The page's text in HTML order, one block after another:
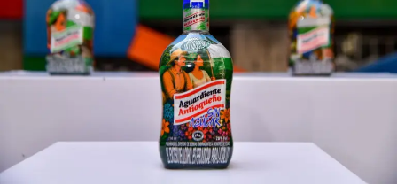
secretario de Desarrollo Económico de Envigado.
Las fincas
Las fincas que abren sus puertas son: El Reposo, La
Dalia, El Chagualo, La Colina y La Cumbre, donde
encontrarán a los silleteros Jhon Jaime Ramírez, Viviana
Hincapié, Jorge Iván Salazar, Mariana Salazar, Arístides
Ríos, Fredy Ríos, Luis Carlos Ríos, William Ríos, Omar